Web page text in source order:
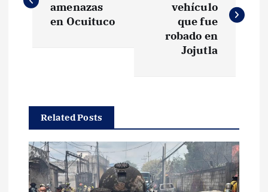
a
c
amenazas
en Ocuituco
vehículo
que fue
robado en
Jojutla
Related Posts